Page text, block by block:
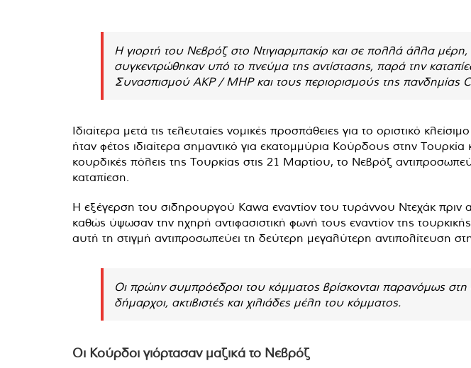
Η γιορτή του Νεβρόζ στο Ντιγιαρμπακίρ και σε πολλά άλλα
συγκεντρώθηκαν υπό το πνεύμα της αντίστασης, παρά την
Συνασπισμού AKP / MHP και τους περιορισμούς της πανδημίας
Ιδιαίτερα μετά τις τελευταίες νομικές προσπάθειες για το οριστικό
ήταν φέτος ιδιαίτερα σημαντικό για εκατομμύρια Κούρδους στην
κουρδικές πόλεις της Τουρκίας στις 21 Μαρτίου, το Νεβρόζ
καταπίεση.
Η εξέγερση του σιδηρουργού Kawa εναντίον του τυράννου Ντεχάκ πριν
καθώς ύψωσαν την ηχηρή αντιφασιστική φωνή τους εναντίον της
αυτή τη στιγμή αντιπροσωπεύει τη δεύτερη μεγαλύτερη αντιπολίτευση
Οι πρώην συμπρόεδροι του κόμματος βρίσκονται παρανόμως στη
δήμαρχοι, ακτιβιστές και χιλιάδες μέλη του κόμματος.
Οι Κούρδοι γιόρτασαν μαζικά το Νεβρόζ